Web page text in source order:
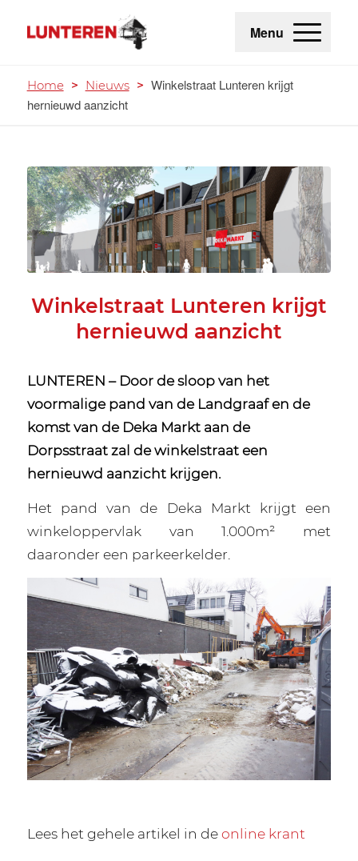
Menu
Home > Nieuws > Winkelstraat Lunteren krijgt
hernieuwd aanzicht
Winkelstraat Lunteren krijgt
hernieuwd aanzicht
LUNTEREN – Door de sloop van het
voormalige pand van de Landgraaf en de
komst van de Deka Markt aan de
Dorpsstraat zal de winkelstraat een
hernieuwd aanzicht krijgen.
Het pand van de Deka Markt krijgt een
winkeloppervlak van 1.000m² met
daaronder een parkeerkelder.
Lees het gehele artikel in deonline krant